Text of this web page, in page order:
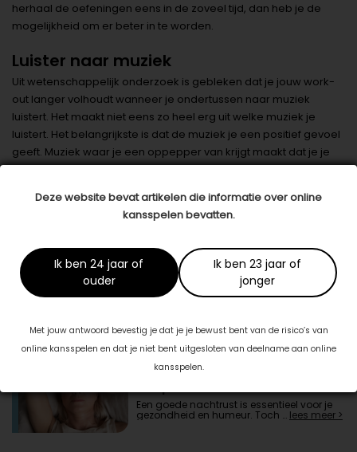
Deze website bevat artikelen die informatie over online
kansspelen bevatten.
Ik ben 24 jaar of
ouder
Ik ben 23 jaar of
jonger
Met jouw antwoord bevestig je dat je je bewust bent van de risico’s van
online kansspelen en dat je niet bent uitgesloten van deelname aan online
kansspelen.
herhaal de oefeningen eens in de zoveel tijd, dan heb je de
mogelijkheid om er beter in te worden.
Luister naar muziek
Uit wetenschappelijk onderzoek is gebleken dat je jouw work-
out langer volhoudt wanneer je ondertussen naar muziek
luistert. Het maakt niet eens zo heel erg uit welke muziek je
luistert. Het belangrijkste is dat de muziek je een positief gevoel
geeft. Muziek waar je een oppepper van krijgt maakt dat je je
sterker, gemotiveerder en zelfverzekerder, waardoor jij je
beginnend of fanatieke fitnessfanaat? Zowel voor thuis als voor
in de gym zou je deze tips kunnen volgen. Op naar een betere
Datum: 16 juli 2023
Deel dit artikel
Ook interessant voor jou
Hoe kleine veranderingen je
slaapkwaliteit kunnen verbeteren
Een goede nachtrust is essentieel voor je
gezondheid en humeur. Toch … lees meer >